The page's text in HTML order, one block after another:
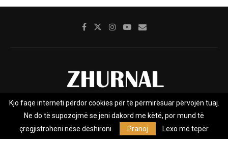
Rreth nesh Impresumi Marketing
Privacy Policy
Zhurnal.mk është Agjenci e Lajmeve e pavarur, e themeluar në vitin
Kjo faqe interneti përdor cookies për të përmirësuar përvojën tuaj.
Ne do të supozojmë se jeni dakord me këtë, por mund të
çregjistroheni nëse dëshironi.
Pranoj Lexo më tepër